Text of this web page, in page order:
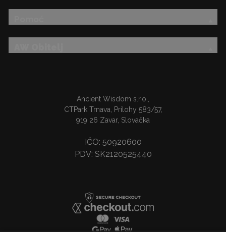
Ancient Wisdom s.r.o.,
CTPark Trnava, Prílohy 583/57,
919 26 Zavar, Slovačka
IČO: 50920600
PDV: SK2120525440